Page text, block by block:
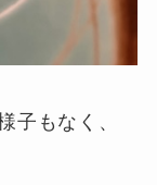
子もなく、